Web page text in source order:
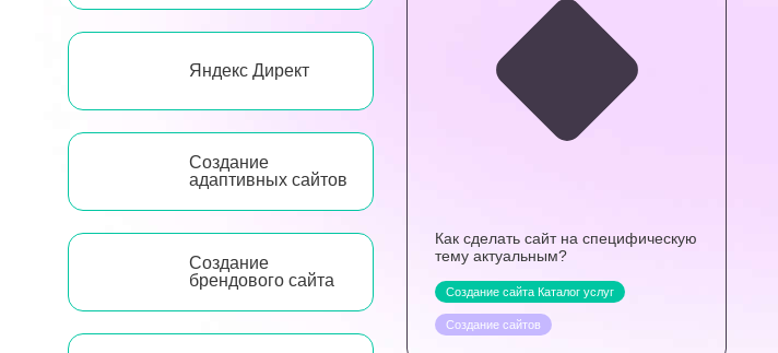
Яндекс Директ
Создание
адаптивных сайтов
Создание
брендового сайта
Как сделать сайт на специфическую
тему актуальным?
Создание сайта Каталог услуг
Создание сайтов